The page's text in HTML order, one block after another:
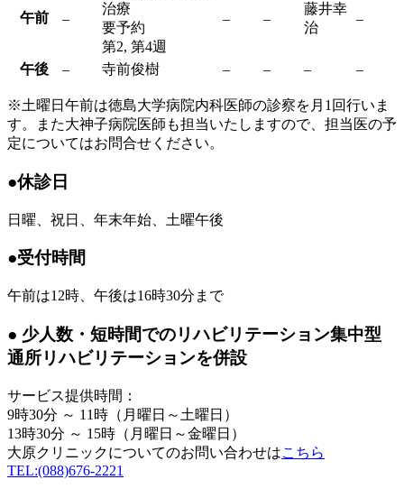
午前 –
治療
要予約
第2, 第4週
– –
藤井幸
治
–
午後 – 寺前俊樹 – – – –
※土曜日午前は徳島大学病院内科医師の診察を月1回行いま
す。また大神子病院医師も担当いたしますので、担当医の予
定についてはお問合せください。
●休診日
日曜、祝日、年末年始、土曜午後
●受付時間
午前は12時、午後は16時30分まで
● 少人数・短時間でのリハビリテーション集中型
通所リハビリテーションを併設
サービス提供時間：
9時30分 ～ 11時（月曜日～土曜日）
13時30分 ～ 15時（月曜日～金曜日）
大原クリニックについてのお問い合わせはこちら
TEL:(088)676-2221